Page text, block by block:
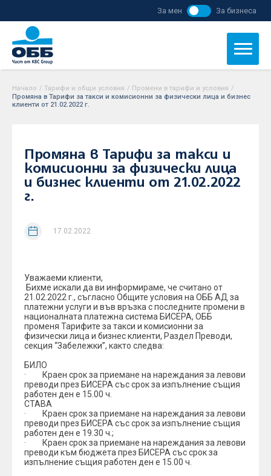
За мен За бизнеса
Начало / Тарифи и общи условия / Промени в тарифи и условия /
Промяна в Тарифи за такси и комисионни за физически лица и бизнес
клиенти от 21.02.2022 г.
Промяна в Тарифи за такси и
комисионни за физически лица
и бизнес клиенти от 21.02.2022
г.
17.02.2022
Уважаеми клиенти,
Бихме искали да ви информираме, че считано от
21.02.2022 г., съгласно Общите условия на ОББ АД за
платежни услуги и във връзка с последните промени в
националната платежна система БИСЕРА, ОББ
променя Тарифите за такси и комисионни за
физически лица и бизнес клиенти, Раздел Преводи,
секция “Забележки”, както следва:
БИЛО
· Краен срок за приемане на нареждания за левови
преводи през БИСЕРА със срок за изпълнение същия
работен ден е 15.00 ч.
СТАВА
· Краен срок за приемане на нареждания за левови
преводи през БИСЕРА със срок за изпълнение същия
работен ден е 19.30 ч.;
· Краен срок за приемане на нареждания за левови
преводи към бюджета през БИСЕРА със срок за
изпълнение същия работен ден е 15.00 ч.